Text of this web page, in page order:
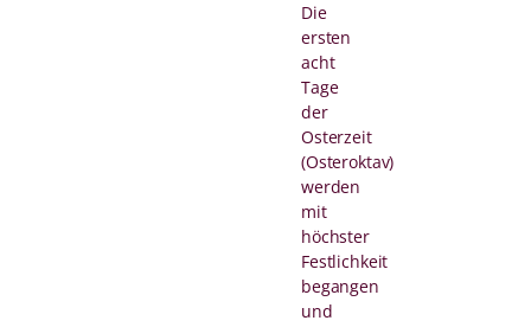
Die
ersten
acht
Tage
der
Osterzeit
(Osteroktav)
werden
mit
höchster
Festlichkeit
begangen
und